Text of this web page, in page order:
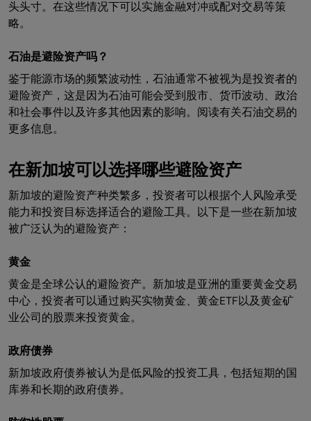
头头寸。在这些情况下可以实施金融对冲或配对交易等策
略。
石油是避险资产吗？
鉴于能源市场的频繁波动性，石油通常不被视为是投资者的
避险资产，这是因为石油可能会受到股市、货币波动、政治
和社会事件以及许多其他因素的影响。阅读有关石油交易的
更多信息。
在新加坡可以选择哪些避险资产
新加坡的避险资产种类繁多，投资者可以根据个人风险承受
能力和投资目标选择适合的避险工具。以下是一些在新加坡
被广泛认为的避险资产：​
黄金
黄金是全球公认的避险资产。新加坡是亚洲的重要黄金交易
中心，投资者可以通过购买实物黄金、黄金ETF以及黄金矿
业公司的股票来投资黄金。​
政府债券
新加坡政府债券被认为是低风险的投资工具，包括短期的国
库券和长期的政府债券。​